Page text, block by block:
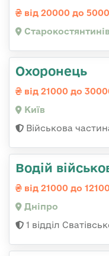
від 20000 до
Охоронець
від 21000 до
Київ
Військова
Водій
від 21000 до
Дніпро
1 відділ